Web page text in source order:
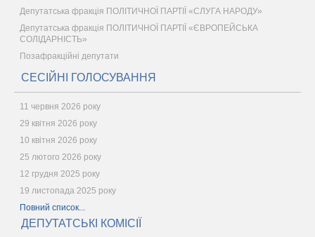
Депутатська фракція ПОЛІТИЧНОЇ ПАРТІЇ «СЛУГА НАРОДУ»
Депутатська фракція ПОЛІТИЧНОЇ ПАРТІЇ «ЄВРОПЕЙСЬКА
СОЛІДАРНІСТЬ»
Позафракційні депутати
СЕСІЙНІ ГОЛОСУВАННЯ
11 червня 2026 року
29 квітня 2026 року
10 квітня 2026 року
25 лютого 2026 року
12 грудня 2025 року
19 листопада 2025 року
Повний список...
ДЕПУТАТСЬКІ КОМІСІЇ